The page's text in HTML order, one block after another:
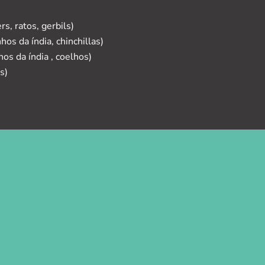
ratos, gerbils)
da índia, chinchillas)
da índia , coelhos)